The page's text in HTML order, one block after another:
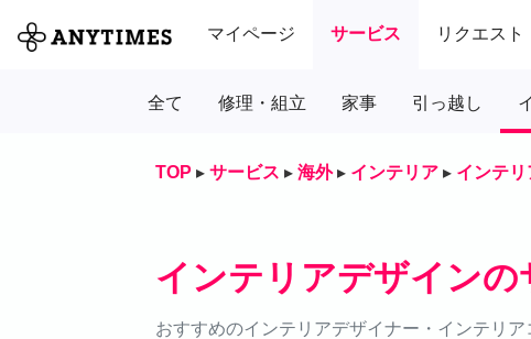
マイページ サービス リクエスト
全て 修理・組立 家事 引っ越し
TOP ▸ サービス ▸ 海外 ▸ インテリア ▸ インテ
インテリアデザインの
おすすめのインテリアデザイナー・インテリ